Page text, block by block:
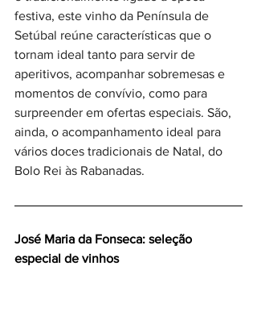
festiva, este vinho da Península de
Setúbal reúne características que o
tornam ideal tanto para servir de
aperitivos, acompanhar sobremesas e
momentos de convívio, como para
surpreender em ofertas especiais. São,
ainda, o acompanhamento ideal para
vários doces tradicionais de Natal, do
Bolo Rei às Rabanadas.
José Maria da Fonseca: seleção
especial de vinhos